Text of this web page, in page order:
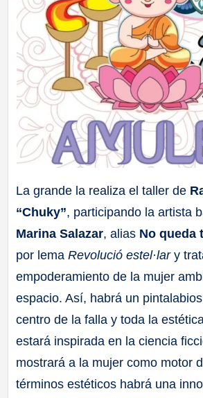
La grande la realiza el taller de
“Chuky”, participando la artista
Marina Salazar, alias No queda
por lemaRevolució estel·lary
empoderamiento de la mujer
espacio. Así, habrá un
centro de la falla y toda la
estará inspirada en la ciencia
mostrará a la mujer como motor
términos estéticos habrá una